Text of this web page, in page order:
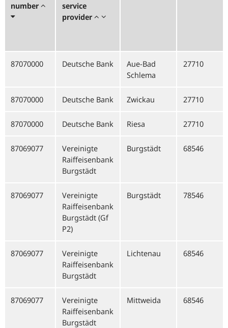
number
service
provider
87070000 Deutsche Bank
Aue-Bad
Schlema
27710
87070000 Deutsche Bank Zwickau 27710
87070000 Deutsche Bank Riesa 27710
87069077
Vereinigte
Raiffeisenbank
Burgstädt
Burgstädt 68546
87069077
Vereinigte
Raiffeisenbank
Burgstädt (Gf
P2)
Burgstädt 78546
87069077
Vereinigte
Raiffeisenbank
Burgstädt
Lichtenau 68546
87069077
Vereinigte
Raiffeisenbank
Burgstädt
Mittweida 68546